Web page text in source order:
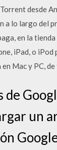
desde
a lo largo del
en la
iPad, o
Mac y PC,
de
un